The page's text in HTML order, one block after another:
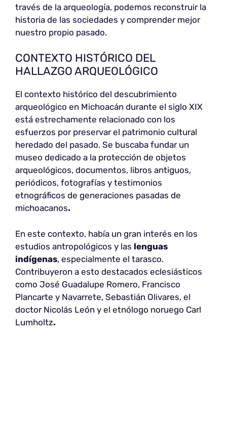
través de la arqueología, podemos reconstruir la
historia de las sociedades y comprender mejor
nuestro propio pasado.
CONTEXTO HISTÓRICO DEL
HALLAZGO ARQUEOLÓGICO
El contexto histórico del descubrimiento
arqueológico en Michoacán durante el siglo XIX
está estrechamente relacionado con los
esfuerzos por preservar el patrimonio cultural
heredado del pasado. Se buscaba fundar un
museo dedicado a la protección de objetos
arqueológicos, documentos, libros antiguos,
periódicos, fotografías y testimonios
etnográficos de generaciones pasadas de
michoacanos.
En este contexto, había un gran interés en los
estudios antropológicos y las lenguas
indígenas, especialmente el tarasco.
Contribuyeron a esto destacados eclesiásticos
como José Guadalupe Romero, Francisco
Plancarte y Navarrete, Sebastián Olivares, el
doctor Nicolás León y el etnólogo noruego Carl
Lumholtz.